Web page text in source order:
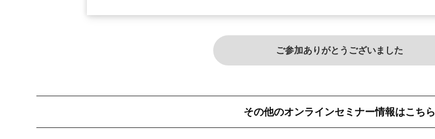
ご参加ありがとうございました
その他のオンラインセミナー情報はこちら